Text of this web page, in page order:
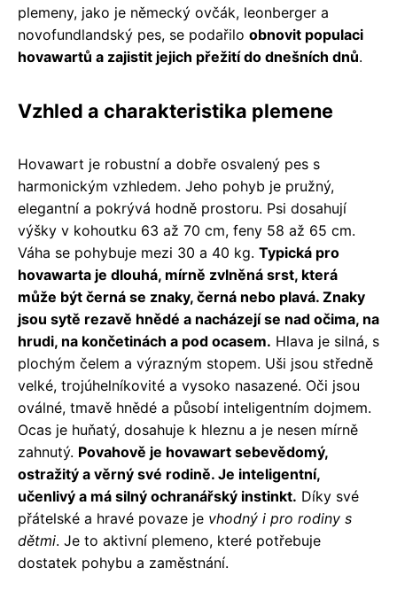
plemeny, jako je německý ovčák, leonberger a
novofundlandský pes, se podařilo obnovit populaci
hovawartů a zajistit jejich přežití do dnešních dnů.
Vzhled a charakteristika plemene
Hovawart je robustní a dobře osvalený pes s
harmonickým vzhledem. Jeho pohyb je pružný,
elegantní a pokrývá hodně prostoru. Psi dosahují
výšky v kohoutku 63 až 70 cm, feny 58 až 65 cm.
Váha se pohybuje mezi 30 a 40 kg. Typická pro
hovawarta je dlouhá, mírně zvlněná srst, která
může být černá se znaky, černá nebo plavá. Znaky
jsou sytě rezavě hnědé a nacházejí se nad očima, na
hrudi, na končetinách a pod ocasem. Hlava je silná, s
plochým čelem a výrazným stopem. Uši jsou středně
velké, trojúhelníkovité a vysoko nasazené. Oči jsou
oválné, tmavě hnědé a působí inteligentním dojmem.
Ocas je huňatý, dosahuje k hleznu a je nesen mírně
zahnutý. Povahově je hovawart sebevědomý,
ostražitý a věrný své rodině. Je inteligentní,
učenlivý a má silný ochranářský instinkt. Díky své
přátelské a hravé povaze je vhodný i pro rodiny s
dětmi. Je to aktivní plemeno, které potřebuje
dostatek pohybu a zaměstnání.